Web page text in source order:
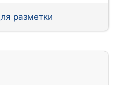
разметки